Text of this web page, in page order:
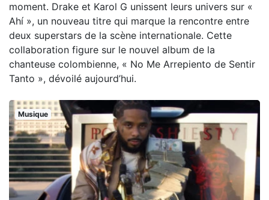
moment. Drake et Karol G unissent leurs univers sur «
Ahí », un nouveau titre qui marque la rencontre entre
deux superstars de la scène internationale. Cette
collaboration figure sur le nouvel album de la
chanteuse colombienne, « No Me Arrepiento de Sentir
Tanto », dévoilé aujourd’hui.
Musique